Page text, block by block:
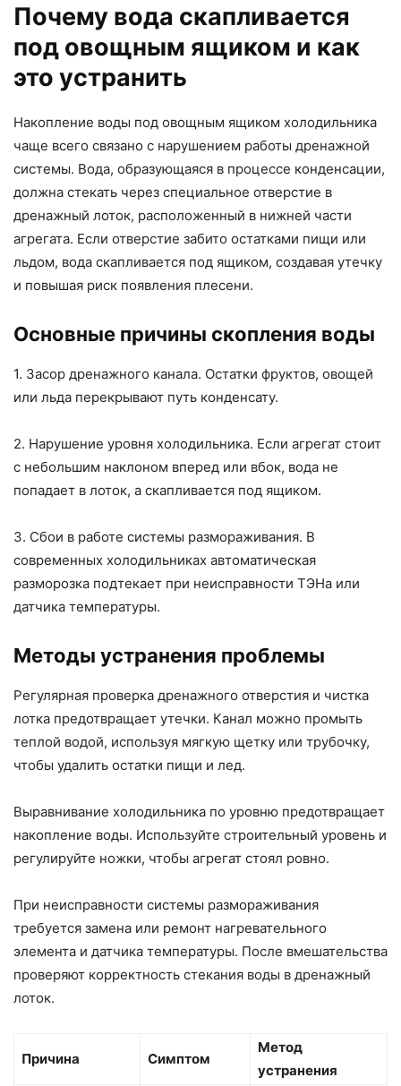
Почему вода скапливается
под овощным ящиком и как
это устранить
Накопление воды под овощным ящиком холодильника
чаще всего связано с нарушением работы дренажной
системы. Вода, образующаяся в процессе конденсации,
должна стекать через специальное отверстие в
дренажный лоток, расположенный в нижней части
агрегата. Если отверстие забито остатками пищи или
льдом, вода скапливается под ящиком, создавая утечку
и повышая риск появления плесени.
Основные причины скопления воды
1. Засор дренажного канала. Остатки фруктов, овощей
или льда перекрывают путь конденсату.
2. Нарушение уровня холодильника. Если агрегат стоит
с небольшим наклоном вперед или вбок, вода не
попадает в лоток, а скапливается под ящиком.
3. Сбои в работе системы размораживания. В
современных холодильниках автоматическая
разморозка подтекает при неисправности ТЭНа или
датчика температуры.
Методы устранения проблемы
Регулярная проверка дренажного отверстия и чистка
лотка предотвращает утечки. Канал можно промыть
теплой водой, используя мягкую щетку или трубочку,
чтобы удалить остатки пищи и лед.
Выравнивание холодильника по уровню предотвращает
накопление воды. Используйте строительный уровень и
регулируйте ножки, чтобы агрегат стоял ровно.
При неисправности системы размораживания
требуется замена или ремонт нагревательного
элемента и датчика температуры. После вмешательства
проверяют корректность стекания воды в дренажный
лоток.
Причина Симптом
Метод
устранения